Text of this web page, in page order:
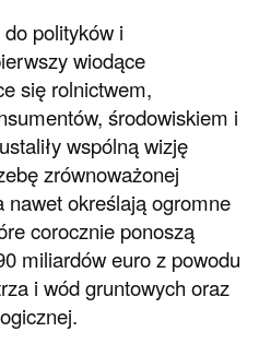
polityków i
wiodące
się rolnictwem,
środowiskiem i
wspólną wizję
zrównoważonej
określają ogromne
corocznie ponoszą
miliardów euro z powodu
i wód gruntowych oraz